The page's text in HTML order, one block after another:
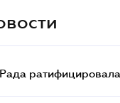
Рада